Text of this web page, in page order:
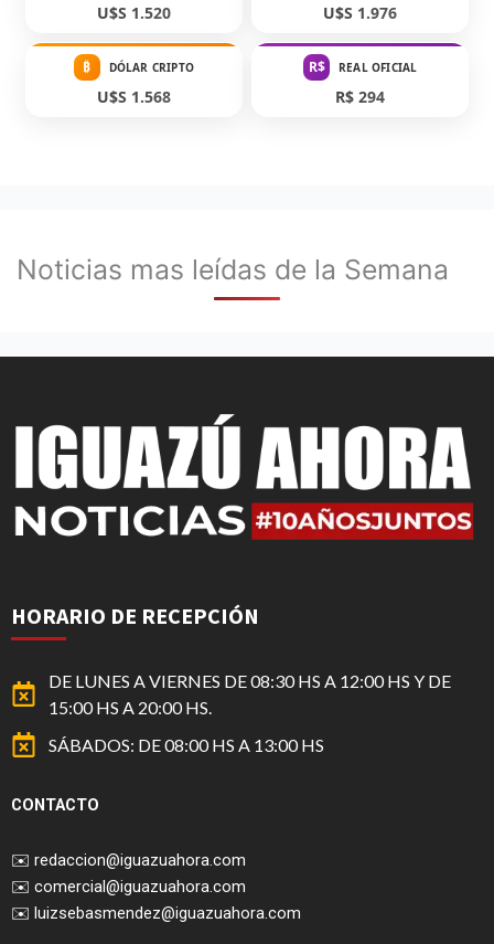
U$S 1.520 U$S 1.976
₿ DÓLAR CRIPTO
U$S 1.568
R$ REAL OFICIAL
R$ 294
Noticias mas leídas de la Semana
HORARIO DE RECEPCIÓN
DE LUNES A VIERNES DE 08:30 HS A 12:00 HS Y DE
15:00 HS A 20:00 HS.
SÁBADOS: DE 08:00 HS A 13:00 HS
CONTACTO
✉️ redaccion@iguazuahora.com
✉️ comercial@iguazuahora.com
✉️ luizsebasmendez@iguazuahora.com